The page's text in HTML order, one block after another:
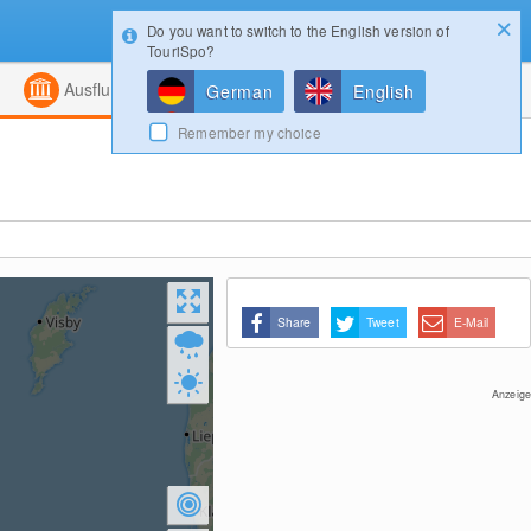
Kombiniert
Ausflugsziele Magazin
Share Tweet E-Mail
Anzeige
Login
Do you want to switch to the English version of
TouriSpo?
German English
Remember my choice
Konfigurator Gewinnspiele